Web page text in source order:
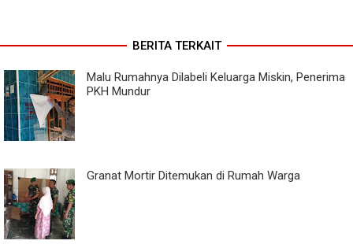
BERITA TERKAIT
Malu Rumahnya Dilabeli Keluarga Miskin, Penerima
PKH Mundur
Granat Mortir Ditemukan di Rumah Warga